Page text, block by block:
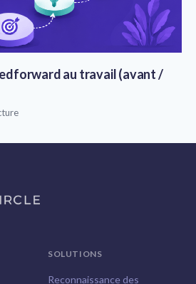
au travail (avant /
SOLUTIONS
Reconnaissance des